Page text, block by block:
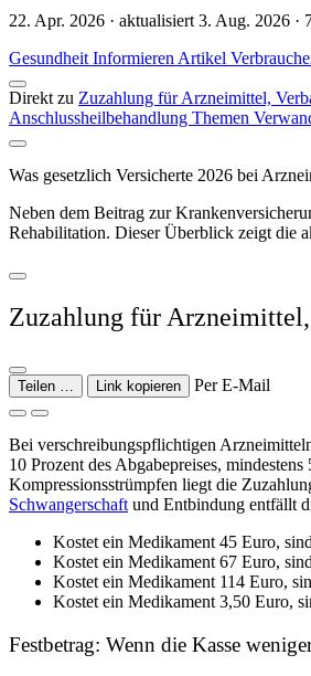
22. Apr. 2026 · aktualisiert 3. Aug. 2026 ·
Gesundheit Informieren Artikel
Direkt zu Zuzahlung für Arzneimittel,
Anschlussheilbehandlung Themen
Was gesetzlich Versicherte 2026 bei
Neben dem Beitrag zur
Rehabilitation. Dieser Überblick zeigt die
Zuzahlung für
Teilen … Link kopieren Per E-Mail
Bei verschreibungspflichtigen
10 Prozent des Abgabepreises,
Kompressionsstrümpfen liegt die
Schwangerschaft und Entbindung entfällt
Kostet ein Medikament 45 Euro,
Kostet ein Medikament 67 Euro,
Kostet ein Medikament 114 Euro,
Kostet ein Medikament 3,50 Euro,
Festbetrag: Wenn die Kasse